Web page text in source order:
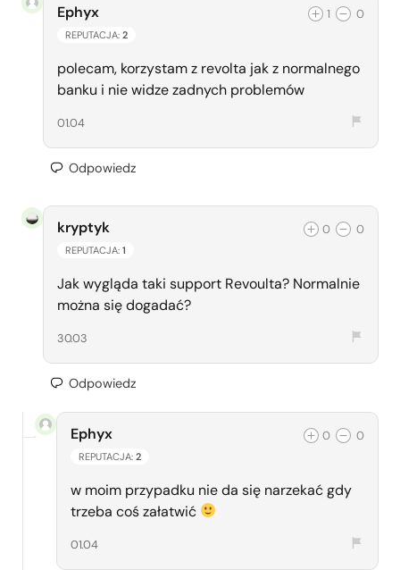
Ephyx
REPUTACJA: 2
1 0
polecam, korzystam z revolta jak z normalnego
banku i nie widze zadnych problemów
01.04
Odpowiedz
kryptyk
REPUTACJA: 1
0 0
Jak wygląda taki support Revoulta? Normalnie
można się dogadać?
30.03
Odpowiedz
Ephyx
REPUTACJA: 2
0 0
w moim przypadku nie da się narzekać gdy
trzeba coś załatwić
01.04